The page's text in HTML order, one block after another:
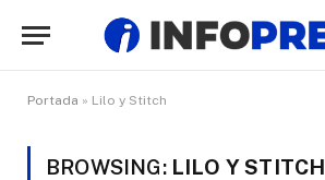
Portada » Lilo y Stitch
BROWSING: LILO Y STITCH